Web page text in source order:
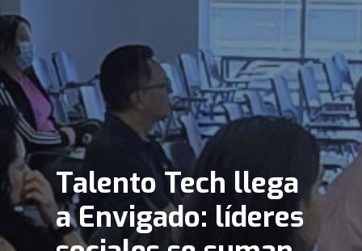
Talento Tech llega
a Envigado: líderes